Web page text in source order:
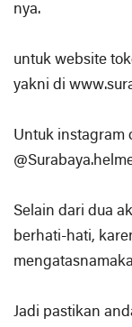
nya.
untuk website
yakni di
Untuk instagram
Selain dari dua
berhati-hati,
Jadi pastikan